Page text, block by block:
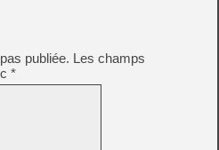
publiée. Les champs
*